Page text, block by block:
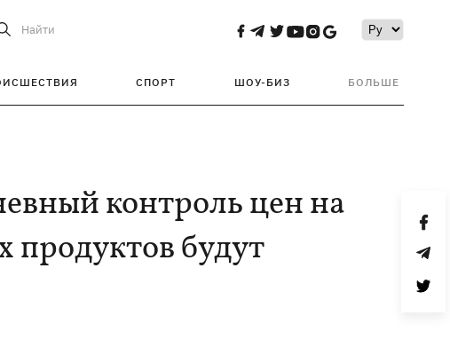
Найти
СПОРТ ШОУ-БИЗ БОЛЬШЕ
контроль цен на
продуктов будут